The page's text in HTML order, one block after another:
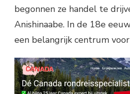
begonnen ze handel te
Anishinaabe. In de 18e
een belangrijk centrum